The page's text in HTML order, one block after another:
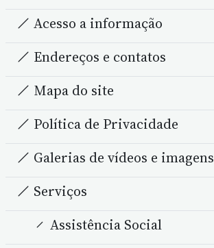
Acesso a informação
Endereços e contatos
Mapa do site
Política de Privacidade
Galerias de vídeos e imagens
Serviços
Assistência Social